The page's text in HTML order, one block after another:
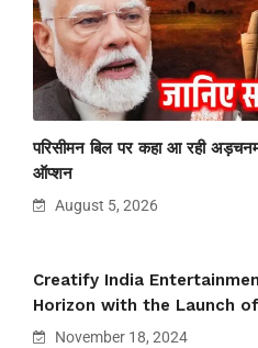
परिसीमन बिल पर कहा आ रही
ऑप्शन
August 5, 2026
Creatify India
Horizon with the Launch
November 18, 2024